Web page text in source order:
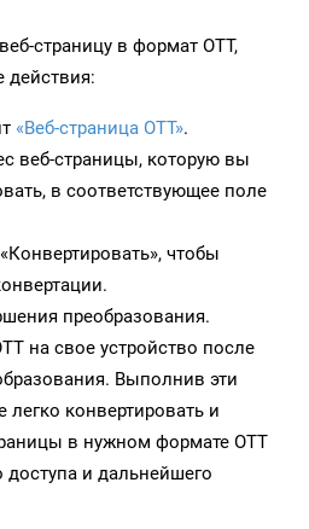
страницу в формат OTT,
«Веб-страница OTT».
веб-страницы, которую вы
в соответствующее поле
чтобы
преобразования.
на свое устройство после
Выполнив эти
конвертировать и
в нужном формате OTT
и дальнейшего